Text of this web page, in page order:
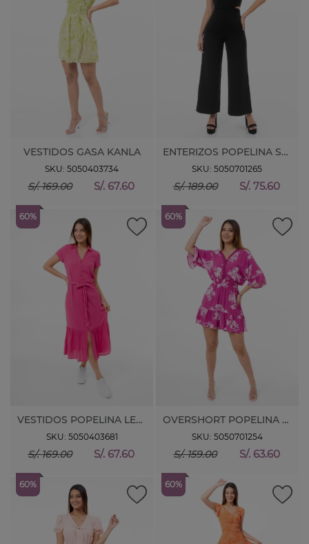
VESTIDOS GASA KANLA
SKU: 5050403734
S/. 169.00 S/. 67.60
ENTERIZOS POPELINA SUSETT
SKU: 5050701265
S/. 189.00 S/. 75.60
60%
VESTIDOS POPELINA LESAT M/CORTA
SKU: 5050403681
S/. 169.00 S/. 67.60
60%
OVERSHORT POPELINA ESTAMP. NANEY
SKU: 5050701254
S/. 159.00 S/. 63.60
60% 60%